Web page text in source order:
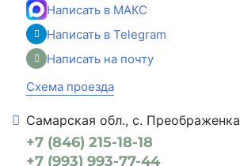
Написать в МАКС
Написать в Telegram
Написать на почту
Схема проезда
Самарская обл., с. Преображенка
+7 (846) 215-18-18
+7 (993) 993-77-44